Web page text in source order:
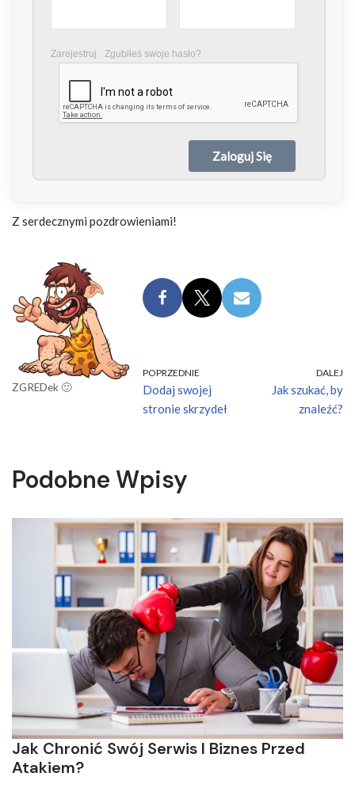
Zarejestruj Zgubiłeś swoje hasło?
Z serdecznymi pozdrowieniami!
ZGREDek 🙂
POPRZEDNIE
Dodaj swojej
stronie skrzydeł
DALEJ
Jak szukać, by
znaleźć?
Podobne Wpisy
Jak Chronić Swój Serwis I Biznes Przed
Atakiem?